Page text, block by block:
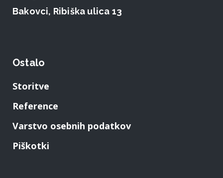
Bakovci, Ribiška ulica 13
Ostalo
Storitve
Reference
Varstvo osebnih podatkov
Piškotki